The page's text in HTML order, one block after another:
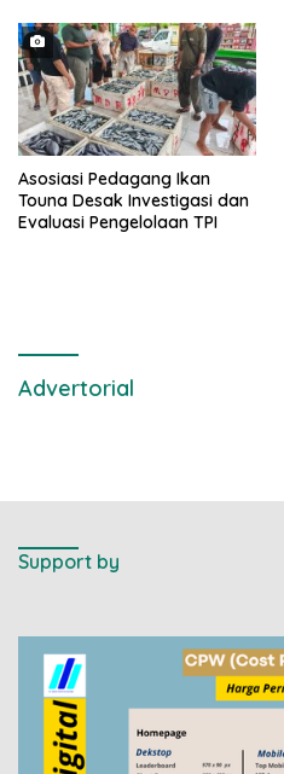
Asosiasi Pedagang Ikan
Touna Desak Investigasi dan
Evaluasi Pengelolaan TPI
Advertorial
Support by